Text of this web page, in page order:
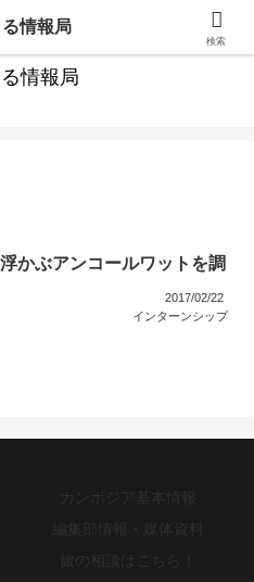
役立ちの情報満載！
情報局
かぶアンコールワットを調
2017/02/22
インターンシップ
カンボジア基本情報
編集部情報・媒体資料
旅の相談はこちら！
る情報局
検索